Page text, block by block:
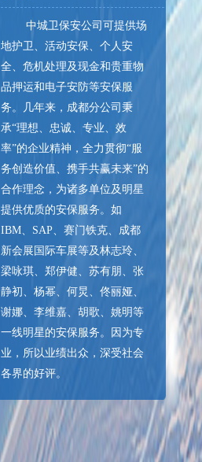
中城卫保安公司可提供场
地护卫、活动安保、个人安
全、危机处理及现金和贵重物
品押运和电子安防等安保服
务。几年来，成都分公司秉
承“理想、忠诚、专业、效
率”的企业精神，全力贯彻“服
务创造价值、携手共赢未来”的
合作理念，为诸多单位及明星
提供优质的安保服务。如
IBM、SAP、赛门铁克、成都
新会展国际车展等及林志玲、
梁咏琪、郑伊健、苏有朋、张
静初、杨幂、何炅、佟丽娅、
谢娜、李维嘉、胡歌、姚明等
一线明星的安保服务。因为专
业，所以业绩出众，深受社会
各界的好评。